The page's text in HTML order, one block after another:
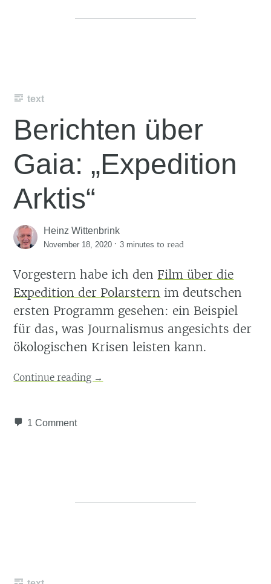
text
Berichten über
Gaia: „Expedition
Arktis“
Heinz Wittenbrink
November 18, 2020 ·3 minutes to read
Vorgestern habe ich den Film über die
Expedition der Polarstern im deutschen
ersten Programm gesehen: ein Beispiel
für das, was Journalismus angesichts der
ökologischen Krisen leisten kann.
Continue reading →
1 Comment